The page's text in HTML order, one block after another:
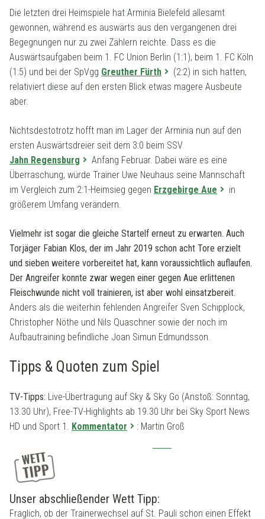
Die letzten drei Heimspiele hat Arminia Bielefeld allesamt
gewonnen, während es auswärts aus den vergangenen drei
Begegnungen nur zu zwei Zählern reichte. Dass es die
Auswärtsaufgaben beim 1. FC Union Berlin (1:1), beim 1. FC Köln
(1:5) und bei der SpVgg Greuther Fürth
(2:2) in sich hatten,
relativiert diese auf den ersten Blick etwas magere Ausbeute
aber.
Nichtsdestotrotz hofft man im Lager der Arminia nun auf den
ersten Auswärtsdreier seit dem 3:0 beim SSV
Jahn Regensburg
Anfang Februar. Dabei wäre es eine
Überraschung, würde Trainer Uwe Neuhaus seine Mannschaft
im Vergleich zum 2:1-Heimsieg gegen Erzgebirge Aue
in
größerem Umfang verändern.
Vielmehr ist sogar die gleiche Startelf erneut zu erwarten. Auch
Torjäger Fabian Klos, der im Jahr 2019 schon acht Tore erzielt
und sieben weitere vorbereitet hat, kann voraussichtlich auflaufen.
Der Angreifer konnte zwar wegen einer gegen Aue erlittenen
Fleischwunde nicht voll trainieren, ist aber wohl einsatzbereit.
Anders als die weiterhin fehlenden Angreifer Sven Schipplock,
Christopher Nöthe und Nils Quaschner sowie der noch im
Aufbautraining befindliche Joan Simun Edmundsson.
Tipps & Quoten zum Spiel
TV-Tipps: Live-Übertragung auf Sky & Sky Go (Anstoß: Sonntag,
13.30 Uhr), Free-TV-Highlights ab 19.30 Uhr bei Sky Sport News
HD und Sport 1. Kommentator : Martin Groß
Unser abschließender Wett Tipp:
Fraglich, ob der Trainerwechsel auf St. Pauli schon einen Effekt